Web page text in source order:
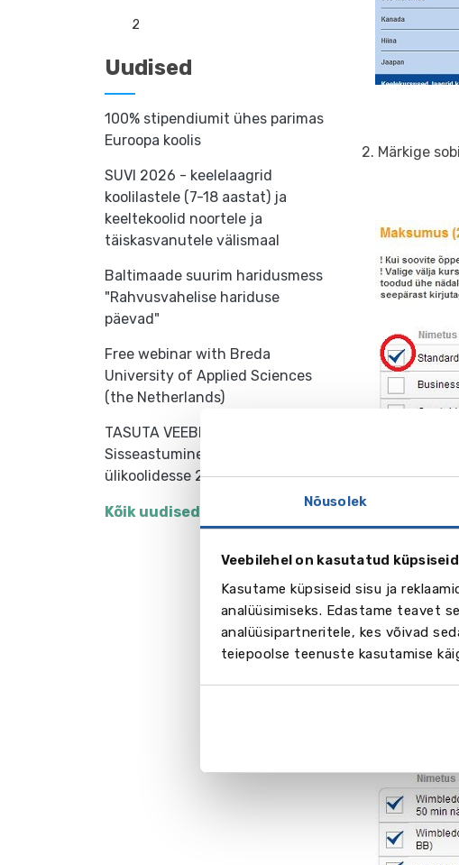
Nõusolek
Veebilehel on kasutatud
Kasutame küpsiseid sisu ja
analüüsimiseks. Edastame teavet
analüüsipartneritele, kes võivad
teiepoolse teenuste kasutamise
2
Uudised
100% stipendiumit ühes parimas
Euroopa koolis
SUVI 2026 - keelelaagrid
koolilastele (7-18 aastat) ja
keeltekoolid noortele ja
täiskasvanutele välismaal
Baltimaade suurim haridusmess
"Rahvusvahelise hariduse
päevad"
Free webinar with Breda
University of Applied Sciences
(the Netherlands)
TASUTA VEEBISEMINAR-
Sisseastumine välismaa
ülikoolidesse 2024!
Kõik uudised
2. Märkige
3. Vajutades
tutvuda
ennast